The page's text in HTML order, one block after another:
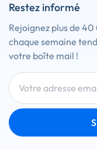
Restez informé
Rejoignez plus de
chaque semaine
votre boîte mail !